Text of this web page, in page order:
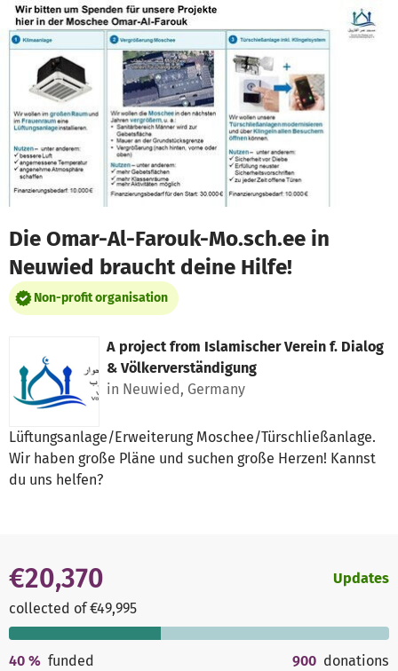
Skip to main content
Show accessibility statement
Die Omar-Al-Farouk-Mo.sch.ee in
Neuwied braucht deine Hilfe!
Non-profit organisation
A project from Islamischer Verein f. Dialog
& Völkerverständigung
in Neuwied, Germany
Lüftungsanlage/Erweiterung Moschee/Türschließanlage.
Wir haben große Pläne und suchen große Herzen! Kannst
du uns helfen?
€20,370
collected of €49,995
Updates
40 % funded 900 donations